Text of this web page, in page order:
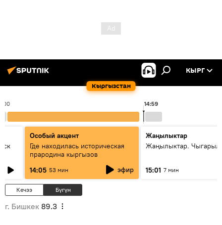
Кыргызстан
КЫРГ
14:59
Особый акцент
Где находилась историческая
прародина кыргызов
14:05 53 мин эфир
Жаңылыктар
Жаңылыктар.
15:01 7 мин
Кечээ Бүгүн
г. Бишкек 89.3